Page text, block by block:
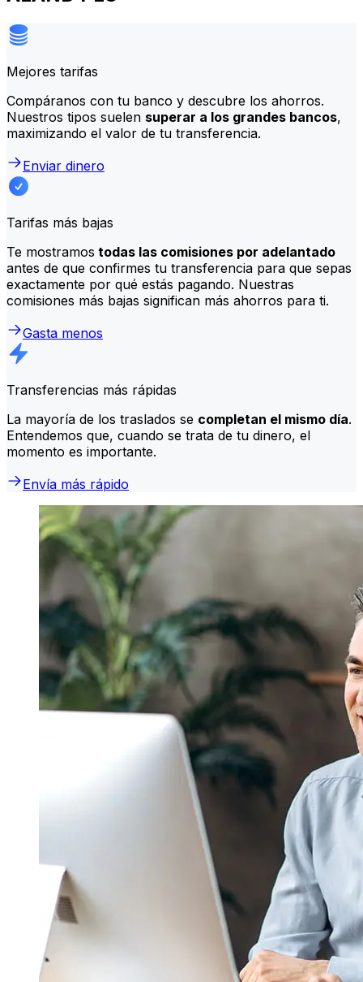
Mejores tarifas
Compáranos con tu banco y descubre los ahorros.
Nuestros tipos suelen superar a los grandes bancos,
maximizando el valor de tu transferencia.
Enviar dinero
Tarifas más bajas
Te mostramos todas las comisiones por adelantado
antes de que confirmes tu transferencia para que sepas
exactamente por qué estás pagando. Nuestras
comisiones más bajas significan más ahorros para ti.
Gasta menos
Transferencias más rápidas
La mayoría de los traslados se completan el mismo día.
Entendemos que, cuando se trata de tu dinero, el
momento es importante.
Envía más rápido